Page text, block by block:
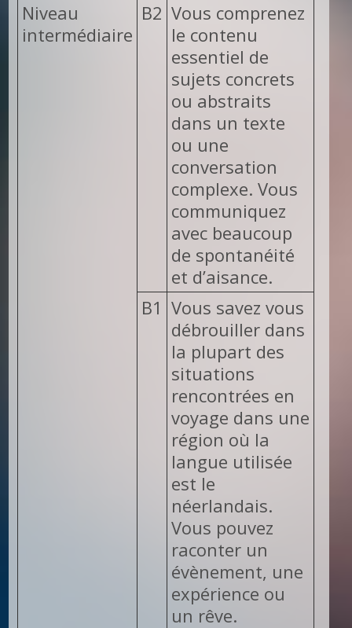
Niveau
intermédiaire
B2 Vous comprenez
le contenu
essentiel de
sujets concrets
ou abstraits
dans un texte
ou une
conversation
complexe. Vous
communiquez
avec beaucoup
de spontanéité
et d’aisance.
B1 Vous savez vous
débrouiller dans
la plupart des
situations
rencontrées en
voyage dans une
région où la
langue utilisée
est le
néerlandais.
Vous pouvez
raconter un
évènement, une
expérience ou
un rêve.